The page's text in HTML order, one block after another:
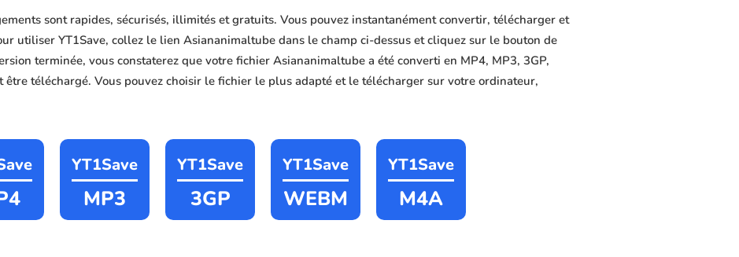
sont rapides, sécurisés, illimités et gratuits. Vous pouvez instantanément convertir, télécharger et
utiliser YT1Save, collez le lien Asiananimaltube dans le champ ci-dessus et cliquez sur le bouton de
terminée, vous constaterez que votre fichier Asiananimaltube a été converti en MP4, MP3, 3GP,
téléchargé. Vous pouvez choisir le fichier le plus adapté et le télécharger sur votre ordinateur,
YT1Save
MP3
YT1Save
3GP
YT1Save
WEBM
YT1Save
M4A